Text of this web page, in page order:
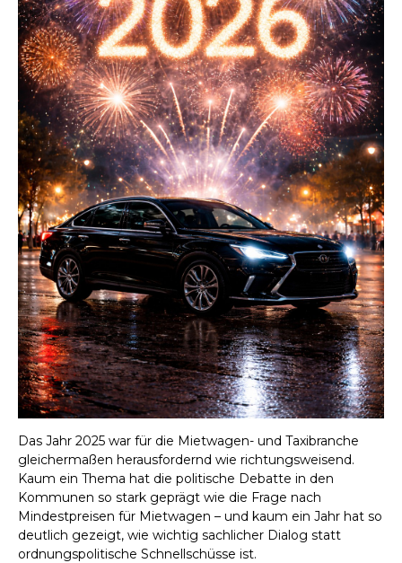
Das Jahr 2025 war für die Mietwagen- und Taxibranche
gleichermaßen herausfordernd wie richtungsweisend.
Kaum ein Thema hat die politische Debatte in den
Kommunen so stark geprägt wie die Frage nach
Mindestpreisen für Mietwagen – und kaum ein Jahr hat so
deutlich gezeigt, wie wichtig sachlicher Dialog statt
ordnungspolitische Schnellschüsse ist.